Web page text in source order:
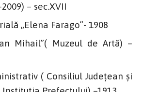
– sec.XVII
„Elena Farago”- 1908
Mihail”( Muzeul de Artă) –
( Consiliul Judeţean şi